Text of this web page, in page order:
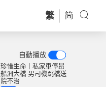
繁 简
自動播放
珍惜生命｜私家車停昂
船洲大橋 男司機跳橋送
院不治